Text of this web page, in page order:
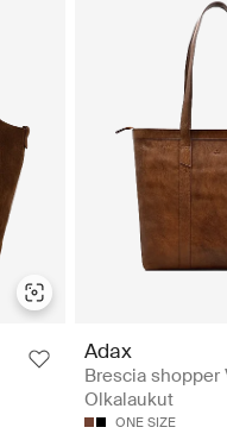
Adax
Brescia shopper
Olkalaukut
ONE SIZE